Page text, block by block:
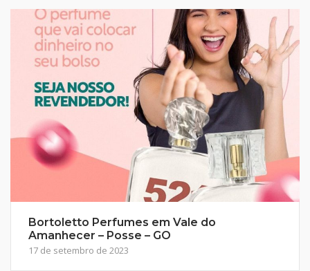
Bortoletto Perfumes em Vale do
Amanhecer – Posse – GO
17 de setembro de 2023